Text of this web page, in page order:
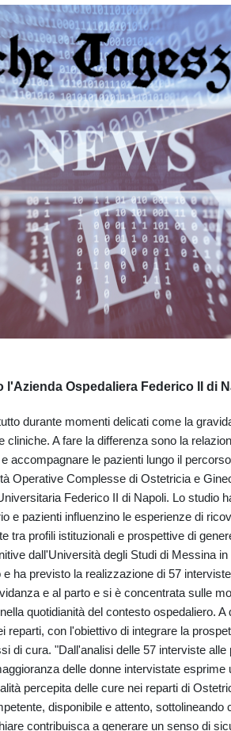
l'Azienda Ospedaliera Federico II di
durante momenti delicati come la
cliniche. A fare la differenza sono la
accompagnare le pazienti lungo il
Operative Complesse di Ostetricia e
Federico II di Napoli. Lo studio
e pazienti influenzino le esperienze di
tra profili istituzionali e prospettive di
dall'Università degli Studi di Messina
ha previsto la realizzazione di 57
e al parto e si è concentrata sulle
quotidianità del contesto ospedaliero.
reparti, con l'obiettivo di integrare la
di cura. "Dall'analisi delle 57 interviste
delle donne intervistate
percepita delle cure nei reparti di
disponibile e attento,
contribuisca a generare un senso di